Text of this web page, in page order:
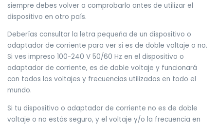
siempre debes volver a comprobarlo antes de utilizar el
dispositivo en otro país.
Deberías consultar la letra pequeña de un dispositivo o
adaptador de corriente para ver si es de doble voltaje o no.
Si ves impreso 100-240 V 50/60 Hz en el dispositivo o
adaptador de corriente, es de doble voltaje y funcionará
con todos los voltajes y frecuencias utilizados en todo el
mundo.
Si tu dispositivo o adaptador de corriente no es de doble
voltaje o no estás seguro, y el voltaje y/o la frecuencia en